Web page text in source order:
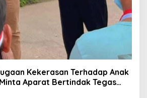
Kekerasan Terhadap Anak
Aparat Bertindak Tegas